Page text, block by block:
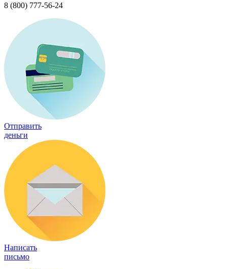
8 (800) 777-56-24
Отправить
деньги
Написать
письмо